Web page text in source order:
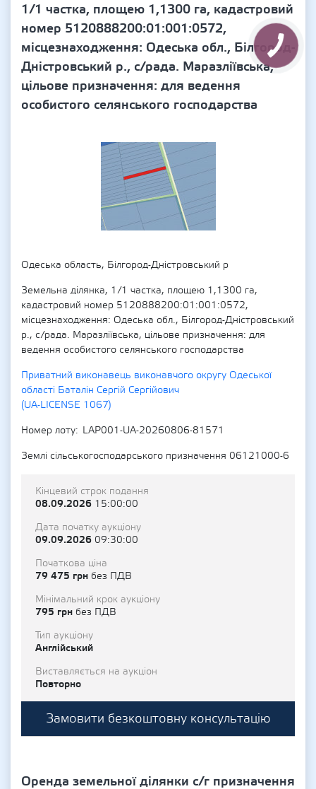
1/1 частка, площею 1,1300 га, кадастровий
номер 5120888200:01:001:0572,
місцезнаходження: Одеська обл., Білгород-
Дністровський р., с/рада. Маразліївська,
цільове призначення: для ведення
особистого селянського господарства
Одеська область, Білгород-Дністровський р
Земельна ділянка, 1/1 частка, площею 1,1300 га,
кадастровий номер 5120888200:01:001:0572,
місцезнаходження: Одеська обл., Білгород-Дністровський
р., с/рада. Маразліївська, цільове призначення: для
ведення особистого селянського господарства
Приватний виконавець виконавчого округу Одеської
області Баталін Сергій Сергійович
(UA-LICENSE 1067)
Номер лоту
LAP001-UA-20260806-81571
Землі сільськогосподарського призначення 06121000-6
Кінцевий строк подання
08.09.2026 15:00:00
Дата початку аукціону
09.09.2026 09:30:00
Початкова ціна
79 475 грн без ПДВ
Мінімальний крок аукціону
795 грн без ПДВ
Тип аукціону
Англійський
Виставляється на аукціон
Повторно
Замовити безкоштовну консультацію
Оренда земельної ділянки с/г призначення